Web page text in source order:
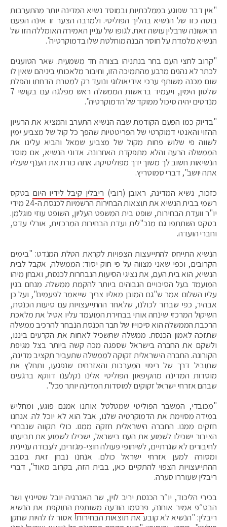
"אין דבר שפוגע בממלכתיות ובמוסד נשיא המדינה יותר מהתערבות
בוטה כזו של הנשיא בהליך הפוליטי. ולמרבה הצער זו אינה הפעם
הראשונה שרבלין עושה זאת. לגופו של עניין האמירה האומללה הזו של
הנשיא מלמדת על חוסר הבנה מוחלטת שלו בדמוקרטיה".
"קרוב לחצי העם בחר בנתניהו בצורה חד משמעית. שאר הטוענים
לכתר לא נהנים מרבע מהתמיכה הזו, וחיבור מלאכותי ביניהם שאין לו
שום מכנה משותף ערכי אידיאולוגי ונועד רק למטרת הדחתו והפלת
שלטון הימין, ויעמיד בראשות הממשלה ראש מפלגה עם בקושי 7
מנדטים יהיה סיכול ממוקד של הדמוקרטיה".
"בדיוק כמו הפעם הקודמת שבה הנשיא התערב והמציא את הרעיון
ההזוי והאנטי דמוקרטי של הפריטטיות שהפך כל קול של מצביע ימין
לשווה פי שלוש פחות מקול של מצביע שמאל והביא עלינו את
הממשלה הרעה והלא מתפקדת האחרונה. אדוני הנשיא, אם מוסד
הנשיאות חשוב לך משוך ידך מפוליטיקה. אתה כורת את הענף שעליו
אתה יושב", דברי סמוטריץ.
כזכור, נשיא המדינה, ראובן (רובי) ריבלין קיבל לידיו היום בטקס
רשמי בבית הנשיא את תוצאות הבחירות הרשמיות לכנסת ה-24 מידי
יו"ר וועדת הבחירות, שופט בית המשפט העליון, השופט עוזי פוגלמן.
בטקס השתתפו גם מנכ"לית ועדת הבחירות המרכזית, אורלי עדס,
וחברי הועדה.
הנשיא התייחס להתייעצות הצפויות לקראת הטלת המנדט: "בימים
הקרובים, וכפי שאני מצווה על פי חוק יסוד: הממשלה, אקבל לבית
הנשיא, הוא בית העם, את נציגי הסיעות הנבחרות לכנסת, ואבחן מיהו
המועמד בעל הסיכויים הגבוהים ביותר להקמת ממשלה. מנחם בגין
עליו השלום אמר ש"גם המובן מאליו צריך שייאמר לפעמים", ועל כן
אבהיר, כפי שברור לכולנו, שלאחר ההתייעצויות עם סיעות הכנסת,
השיקול המרכזי שינחה אותי בבחירת המועמד עליו אטיל את מלאכת
הרכבת הממשלה הוא סיכוייו של חבר הכנסת הנבחר להרכיב ממשלה
שתזכה לאמון הכנסת. ממשלה שתשכיל לאחות את הקרעים ביננו,
ולשקם את החברה בישראל שספגה מכה קשה ביותר בצל מגיפת
הקורונה. החברה הישראלית זקוקה לממשלה שתעביר תקציב מדינה,
שתוביל דרך של ריפוי המערכות והאזרחים שנפגעו, ותחלץ את
מוסדות המדינה מהקיפאון הפוליטי אלינו נקלענו דווקא ברגעים
שבהם אזרחי ישראל זקוקים למוסדות המדינה יותר מכל".
"מכובדי, המשבר הפוליטי שמטלטל אותנו אמנם פוגע, ומחליש
במידה מסוימת את הדמוקרטיה שלנו, אבל הוא לא יוכל לה. אנחנו
חזקים ממנו. החברה הישראלית חזקה ממנו. כולי תקווה שנבחרי
הציבור ישכילו לשמוע את העם בישראל, ישכילו לשמוע את תביעתו
לחיבורים לא שגרתיים, לשיתופי פעולה חוצי-מגזרים, לעבודה עניינית
ומסורה למען אזרחי ישראל כולם. אנחנו נבחן זאת בסבב
ההתייעצויות הצפוי להתקיים כאן, בבית הזה, בקרוב מאוד", דברי
ריבלין שעוררו סערה.
בכירי הליכוד, יו״ר הכנסת יריב לוין, שר האנרגיה יובל שטייניץ ושר
הבט״פ אמיר אוחנה, פרסמו הודעה משותפתהתוקפת את הנשיא
ריבלין: "הנשיא לא קובע את תוצאות הבחירות! אסור לו להיות שחקן